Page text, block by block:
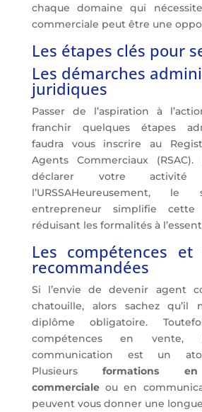
chaque domaine qui
commerciale peut être une
Les étapes clés pour
Les démarches
juridiques
Passer de l’aspiration à
franchir quelques étapes
faudra vous inscrire au
Agents Commerciaux
déclarer votre
l’URSSAHeureusement, le
entrepreneur simplifie
réduisant les formalités à
Les compétences et
recommandées
Si l’envie de devenir agent
chatouille, alors sachez qu’il
diplôme obligatoire.
compétences en vente,
communication est un
Plusieursformations
commercialeou en
peuvent vous donner une